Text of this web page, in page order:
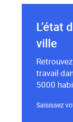
L’état
ville
travail
5000
Saisissez